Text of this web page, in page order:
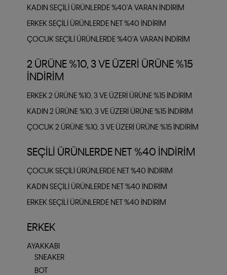
KADIN SEÇILI ÜRÜNLERDE %40'A VARAN İNDIRIM
ERKEK SEÇILI ÜRÜNLERDE NET %40 İNDIRIM
ÇOCUK SEÇILI ÜRÜNLERDE %40'A VARAN İNDIRIM
2 ÜRÜNE %10, 3 VE ÜZERI ÜRÜNE %15
İNDIRIM
ERKEK 2 ÜRÜNE %10, 3 VE ÜZERI ÜRÜNE %15 İNDIRIM
KADIN 2 ÜRÜNE %10, 3 VE ÜZERI ÜRÜNE %15 İNDIRIM
ÇOCUK 2 ÜRÜNE %10, 3 VE ÜZERI ÜRÜNE %15 İNDIRIM
SEÇILI ÜRÜNLERDE NET %40 İNDIRIM
ÇOCUK SEÇILI ÜRÜNLERDE NET %40 İNDIRIM
KADIN SEÇILI ÜRÜNLERDE NET %40 İNDIRIM
ERKEK SEÇILI ÜRÜNLERDE NET %40 İNDIRIM
ERKEK
AYAKKABI
SNEAKER
BOT